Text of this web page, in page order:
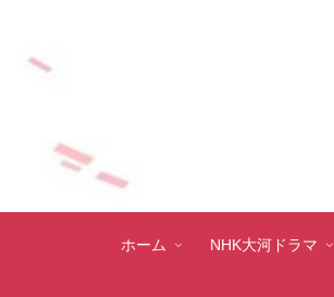
ホーム NHK大河ドラマ